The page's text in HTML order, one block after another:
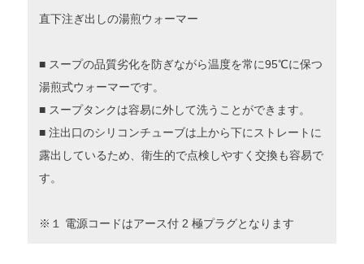
直下注ぎ出しの湯煎ウォーマー
■ スープの品質劣化を防ぎながら温度を常に95℃に保つ
湯煎式ウォーマーです。
■ スープタンクは容易に外して洗うことができます。
■ 注出口のシリコンチューブは上から下にストレートに
露出しているため、衛生的で点検しやすく交換も容易で
す。
※１ 電源コードはアース付 2 極プラグとなります